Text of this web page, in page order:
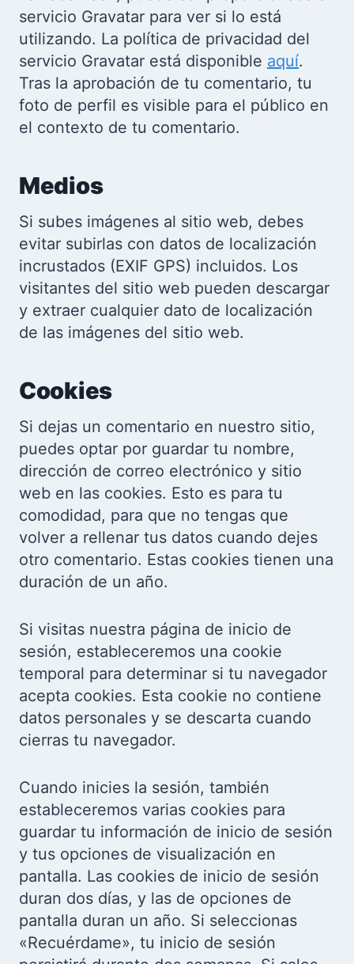
servicio Gravatar para ver si lo está
utilizando. La política de privacidad del
servicio Gravatar está disponible aquí.
Tras la aprobación de tu comentario, tu
foto de perfil es visible para el público en
el contexto de tu comentario.
Medios
Si subes imágenes al sitio web, debes
evitar subirlas con datos de localización
incrustados (EXIF GPS) incluidos. Los
visitantes del sitio web pueden descargar
y extraer cualquier dato de localización
de las imágenes del sitio web.
Cookies
Si dejas un comentario en nuestro sitio,
puedes optar por guardar tu nombre,
dirección de correo electrónico y sitio
web en las cookies. Esto es para tu
comodidad, para que no tengas que
volver a rellenar tus datos cuando dejes
otro comentario. Estas cookies tienen una
duración de un año.
Si visitas nuestra página de inicio de
sesión, estableceremos una cookie
temporal para determinar si tu navegador
acepta cookies. Esta cookie no contiene
datos personales y se descarta cuando
cierras tu navegador.
Cuando inicies la sesión, también
estableceremos varias cookies para
guardar tu información de inicio de sesión
y tus opciones de visualización en
pantalla. Las cookies de inicio de sesión
duran dos días, y las de opciones de
pantalla duran un año. Si seleccionas
«Recuérdame», tu inicio de sesión